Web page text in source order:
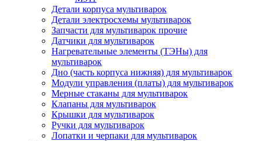
Детали корпуса мультиварок
Детали электросхемы мультиварок
Запчасти для мультиварок прочие
Датчики для мультиварок
Нагревательные элементы (ТЭНы) для
мультиварок
Дно (часть корпуса нижняя) для мультиварок
Модули управления (платы) для мультиварок
Мерные стаканы для мультиварок
Клапаны для мультиварок
Крышки для мультиварок
Ручки для мультиварок
Лопатки и черпаки для мультиварок